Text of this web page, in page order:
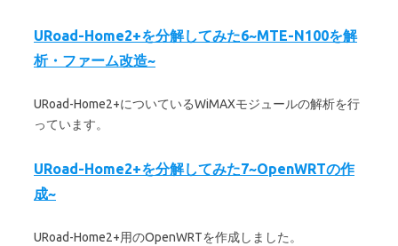
URoad-Home2+を分解してみた6~MTE-N100を解
析・ファーム改造~
URoad-Home2+についているWiMAXモジュールの解析を行
っています。
URoad-Home2+を分解してみた7~OpenWRTの作
成~
URoad-Home2+用のOpenWRTを作成しました。